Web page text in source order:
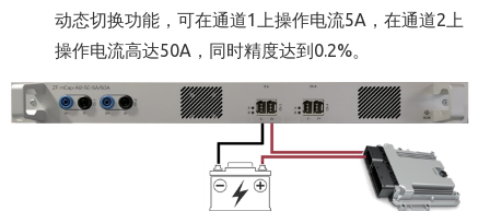
动态切换功能，可在通道1上操作电流5A，在通道2上
操作电流高达50A，同时精度达到0.2%。